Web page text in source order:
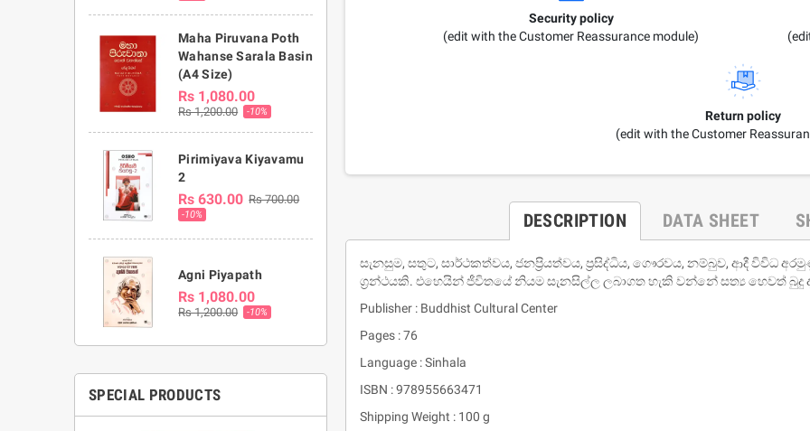
Maha Piruvana Poth
Wahanse Sarala Basin
(A4 Size)
Rs 1,080.00
Rs 1,200.00 -10%
Pirimiyava Kiyavamu
2
Rs 630.00 Rs 700.00
-10%
Agni Piyapath
Rs 1,080.00
Rs 1,200.00 -10%
SPECIAL PRODUCTS
Security policy
(edit with the Customer Reassurance module)
Return policy
(edit with the Customer
DESCRIPTION DATA SHEET
සැනසුම, සතුට, සාර්ථකත්වය, ජනප්‍රියත්වය, ප්‍රසිද්ධිය, ගෞරවය, නම්බුව, ආදී විවිධ
ග්‍රන්ථයකි. එහෙයින් ජීවිතයේ නියම සැනසිල්ල ලබාගත හැකි වන්නේ සත්‍ය හෙවත් බුදු
Publisher : Buddhist Cultural Center
Pages : 76
Language : Sinhala
ISBN : 978955663471
Shipping Weight : 100 g